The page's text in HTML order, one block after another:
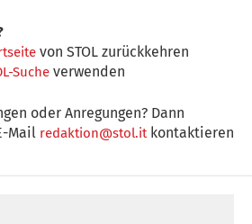
von STOL zurückkehren
Suche verwenden
oder Anregungen? Dann
Mail redaktion@stol.itkontaktieren